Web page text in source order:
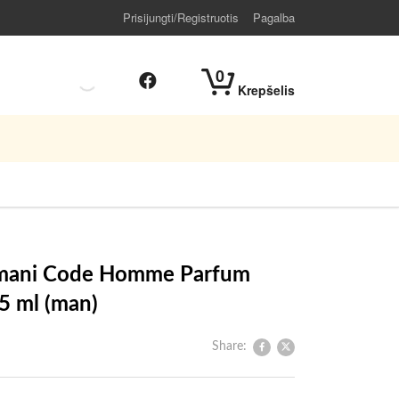
Prisijungti/Registruotis Pagalba
0
Krepšelis
Code Homme Parfum
ml (man)
Share: